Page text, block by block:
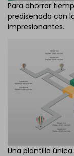
Para ahorrar
prediseñada con
impresionantes.
Una plantilla